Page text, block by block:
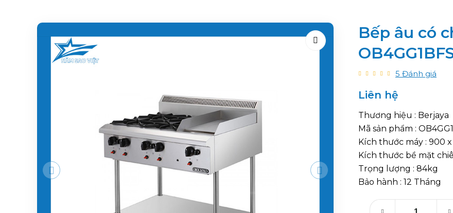
Bếp âu có
5 Đánh giá
Liên hệ
Thương hiệu : Berjaya
Mã sản phẩm :
Kích thước máy : 900
Kích thước bề mặt
Trọng lượng : 84kg
Bảo hành : 12 Tháng